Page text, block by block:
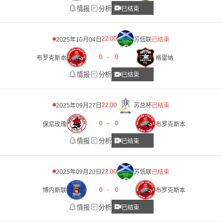
情报 分析 已结束
2025年10月04日 22:00 苏低联已结束
布罗克斯本 0 - 0 格雷纳
情报 分析 已结束
2025年09月27日 22:00 苏总杯已结束
保尼玫瑰 0 - 0 布罗克斯本
情报 分析 已结束
2025年09月20日 22:00 苏低联已结束
博内斯联 0 - 0 布罗克斯本
情报 分析 已结束